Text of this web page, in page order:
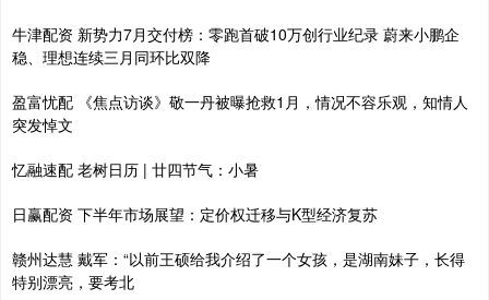
牛津配资 新势力7月交付榜：零跑首破10万创行业纪录 蔚来小鹏企
稳、理想连续三月同环比双降
盈富忧配 《焦点访谈》敬一丹被曝抢救1月，情况不容乐观，知情人
突发悼文
忆融速配 老树日历 | 廿四节气：小暑
日赢配资 下半年市场展望：定价权迁移与K型经济复苏
赣州达慧 戴军：“以前王硕给我介绍了一个女孩，是湖南妹子，长得
特别漂亮，要考北